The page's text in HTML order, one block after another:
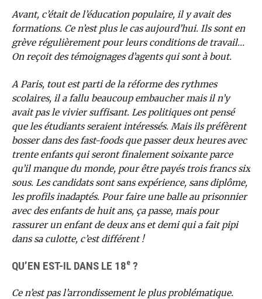
Avant, c’était de l’éducation populaire, il y avait des
formations. Ce n’est plus le cas aujourd’hui. Ils sont en
grève régulièrement pour leurs conditions de travail…
On reçoit des témoignages d’agents qui sont à bout.
A Paris, tout est parti de la réforme des rythmes
scolaires, il a fallu beaucoup embaucher mais il n’y
avait pas le vivier suffisant. Les politiques ont pensé
que les étudiants seraient intéressés. Mais ils préfèrent
bosser dans des fast-foods que passer deux heures avec
trente enfants qui seront finalement soixante parce
qu’il manque du monde, pour être payés trois francs six
sous. Les candidats sont sans expérience, sans diplôme,
les profils inadaptés. Pour faire une balle au prisonnier
avec des enfants de huit ans, ça passe, mais pour
rassurer un enfant de deux ans et demi qui a fait pipi
dans sa culotte, c’est différent !
QU’EN EST-IL DANS LE 18e ?
Ce n’est pas l’arrondissement le plus problématique.